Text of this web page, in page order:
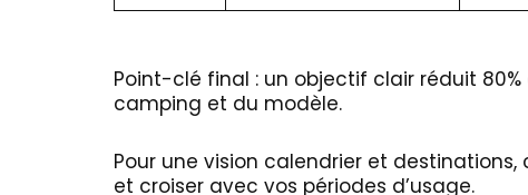
Point-clé final : un objectif clair réduit
camping et du modèle.
Pour une vision calendrier et destinations,
et croiser avec vos périodes d’usage.